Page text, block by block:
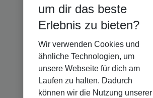
um dir das beste
Erlebnis zu bieten?
Wir verwenden Cookies und
ähnliche Technologien, um
unsere Webseite für dich am
Laufen zu halten. Dadurch
können wir die Nutzung unserer